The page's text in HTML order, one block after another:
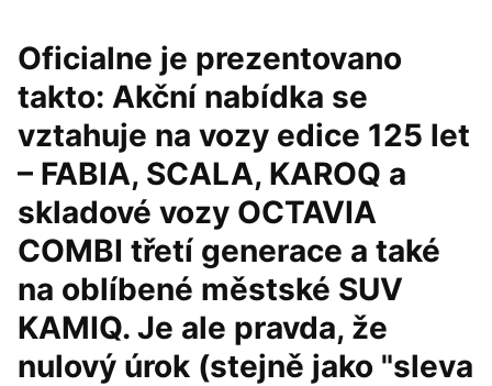
Oficialne je prezentovano
takto: Akční nabídka se
vztahuje na vozy edice 125 let
– FABIA, SCALA, KAROQ a
skladové vozy OCTAVIA
COMBI třetí generace a také
na oblíbené městské SUV
KAMIQ. Je ale pravda, že
nulový úrok (stejně jako "sleva